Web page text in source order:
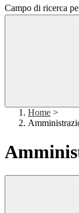
Campo di ricerca
Home >